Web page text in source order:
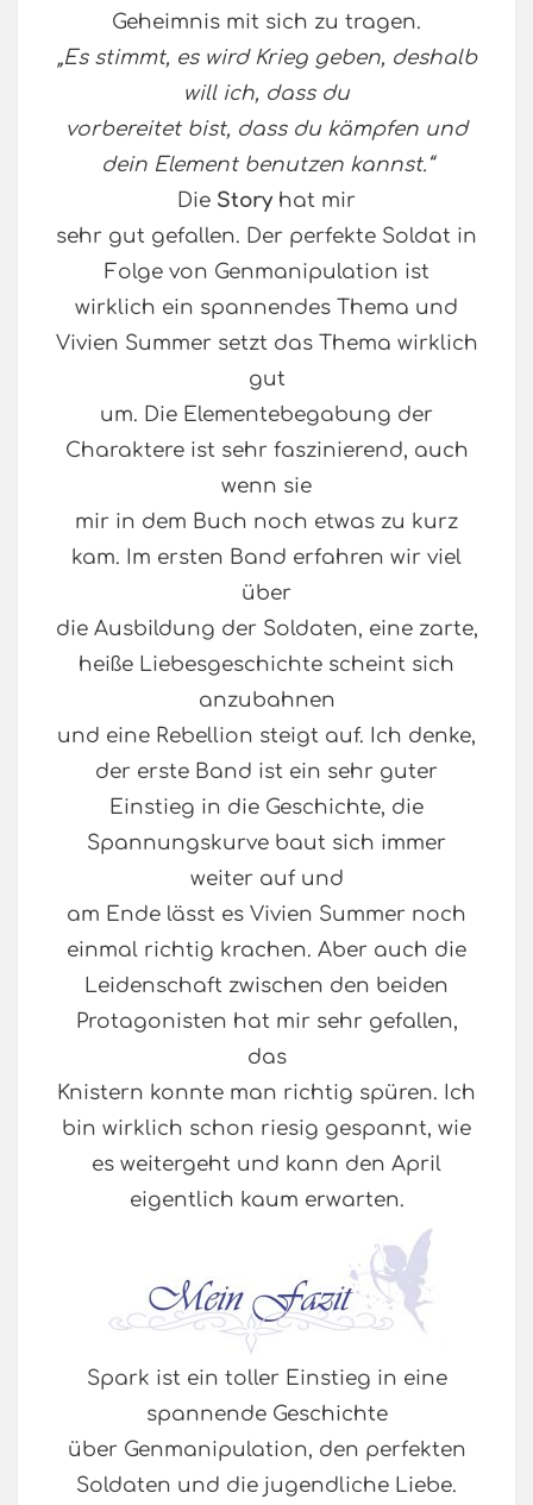
Geheimnis mit sich zu tragen.
„Es stimmt, es wird Krieg geben, deshalb
will ich, dass du
vorbereitet bist, dass du kämpfen und
dein Element benutzen kannst.“
Die Story hat mir
sehr gut gefallen. Der perfekte Soldat in
Folge von Genmanipulation ist
wirklich ein spannendes Thema und
Vivien Summer setzt das Thema wirklich
gut
um. Die Elementebegabung der
Charaktere ist sehr faszinierend, auch
wenn sie
mir in dem Buch noch etwas zu kurz
kam. Im ersten Band erfahren wir viel
über
die Ausbildung der Soldaten, eine zarte,
heiße Liebesgeschichte scheint sich
anzubahnen
und eine Rebellion steigt auf. Ich denke,
der erste Band ist ein sehr guter
Einstieg in die Geschichte, die
Spannungskurve baut sich immer
weiter auf und
am Ende lässt es Vivien Summer noch
einmal richtig krachen. Aber auch die
Leidenschaft zwischen den beiden
Protagonisten hat mir sehr gefallen,
das
Knistern konnte man richtig spüren. Ich
bin wirklich schon riesig gespannt, wie
es weitergeht und kann den April
eigentlich kaum erwarten.
Spark ist ein toller Einstieg in eine
spannende Geschichte
über Genmanipulation, den perfekten
Soldaten und die jugendliche Liebe.